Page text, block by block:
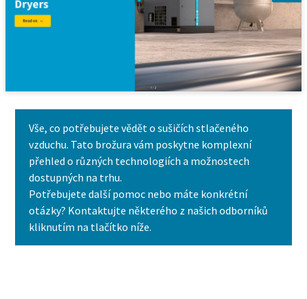
Vše, co potřebujete vědět o sušičích stlačeného
vzduchu. Tato brožura vám poskytne komplexní
přehled o různých technologiích a možnostech
dostupných na trhu.
Potřebujete další pomoc nebo máte konkrétní
otázky? Kontaktujte některého z našich odborníků
kliknutím na tlačítko níže.